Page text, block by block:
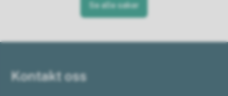
Se alle saker
Kontakt oss